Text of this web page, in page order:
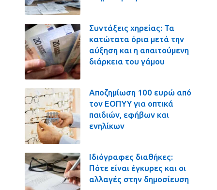
Συντάξεις χηρείας: Τα
κατώτατα όρια μετά την
αύξηση και η απαιτούμενη
διάρκεια του γάμου
Αποζημίωση 100 ευρώ από
τον ΕΟΠΥΥ για οπτικά
παιδιών, εφήβων και
ενηλίκων
Ιδιόγραφες διαθήκες:
Πότε είναι έγκυρες και οι
αλλαγές στην δημοσίευση